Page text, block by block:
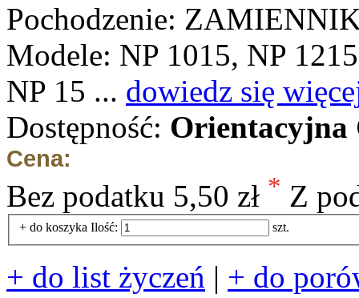
Pochodzenie:
Modele: NP 1015, NP
NP 15 ... dowiedz się
Dostępność: Orientacyjna
Cena:
Bez podatku 5,50 zł * Z
+ do koszyka Ilość: szt.
+ do list życzeń | + do